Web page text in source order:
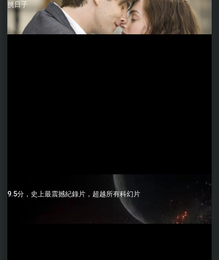
挑日子
9.5分，史上最震撼紀錄片，超越所有科幻片